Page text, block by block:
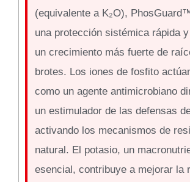
(equivalente a K₂O),
una protección sistémica rápida
un crecimiento más fuerte de
brotes. Los iones de fosfito
como un agente antimicrobiano
un estimulador de las defensas
activando los mecanismos de
natural. El potasio, un
esencial, contribuye a mejorar la